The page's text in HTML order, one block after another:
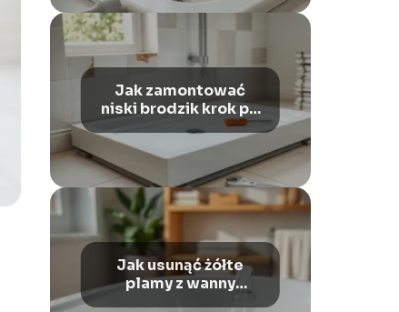
Jak zamontować
niski brodzik krok po
kroku?
Jak usunąć żółte
plamy z wanny